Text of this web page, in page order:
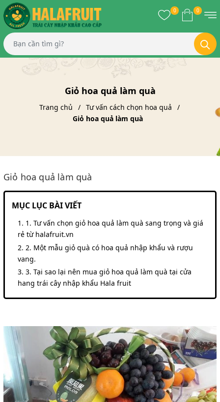
0 0
Giỏ hoa quả làm quà
Trang chủ
Tư vấn cách chọn hoa quả
Giỏ hoa quả làm quà
Giỏ hoa quả làm quà
MỤC LỤC BÀI VIẾT
1. Tư vấn chọn giỏ hoa quả làm quà sang trọng và giá
rẻ từ halafruit.vn
2. Một mẫu giỏ quà có hoa quả nhập khẩu và rượu
vang.
3. Tại sao lại nên mua giỏ hoa quả làm quà tại cửa
hang trái cây nhập khẩu Hala fruit